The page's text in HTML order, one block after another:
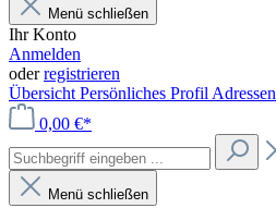
Menü schließen
Ihr Konto
Anmelden
oderregistrieren
Übersicht Persönliches Profil Adressen
0,00 €*
Menü schließen